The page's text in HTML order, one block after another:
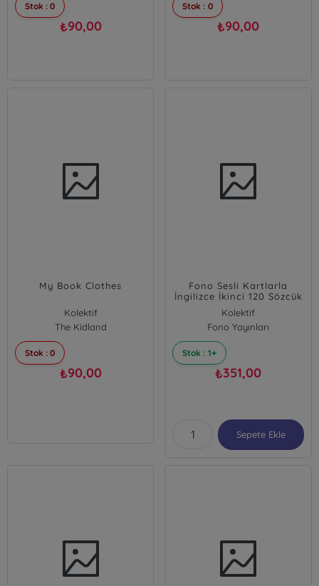
Stok : 0
₺90,00
Stok : 0
₺90,00
My Book Clothes
Kolektif
The Kidland
Stok : 0
₺90,00
Fono Sesli Kartlarla
İngilizce İkinci 120 Sözcük
(2 CD)
Kolektif
Fono Yayınları
Stok : 1+
₺351,00
Sepete Ekle